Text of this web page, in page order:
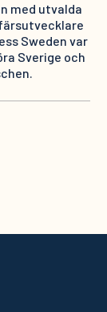
med utvalda
Sweden var
Sverige och